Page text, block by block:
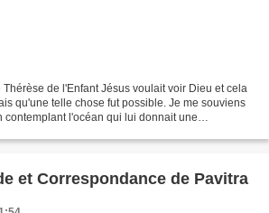
de l'Enfant Jésus voulait voir Dieu et cela
qu'une telle chose fut possible. Je me souviens
contemplant l'océan qui lui donnait une
et Correspondance de Pavitra